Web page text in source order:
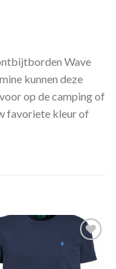
Wave
kunnen deze
op de camping of
favoriete kleur of
Toevoegen